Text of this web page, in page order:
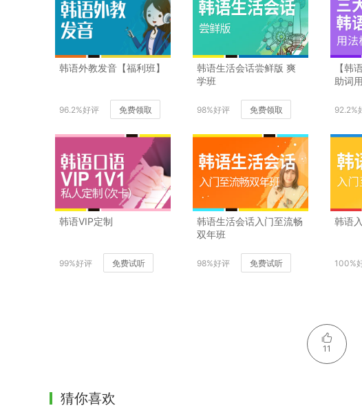
韩语外教发音【福利班】
96.2%好评 免费领取
韩语生活会话尝鲜版 爽
学班
98%好评 免费领取
【韩
助词
92.2%
韩语VIP定制
99%好评 免费试听
韩语生活会话入门至流畅
双年班
98%好评 免费试听
韩语
100%
11
猜你喜欢